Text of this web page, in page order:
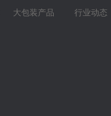
大包装产品
行业动态